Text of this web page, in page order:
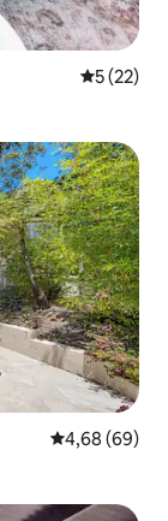
5 de uma
5 (22)
4,68 de uma
4,68 (69)